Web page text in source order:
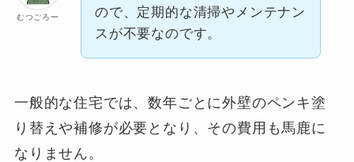
むつごろー
ので、定期的な清掃やメンテナン
スが不要なのです。
一般的な住宅では、数年ごとに外壁のペンキ塗
り替えや補修が必要となり、その費用も馬鹿に
なりません。